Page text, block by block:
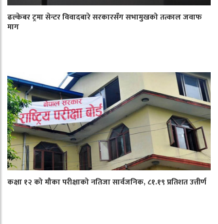
ढल्केबर ट्रमा सेन्टर विवादबारे सरकारसँग सभामुखको तत्काल जवाफ
माग
कक्षा १२ को मौका परीक्षाको नतिजा सार्वजनिक, ८१.१९ प्रतिशत उत्तीर्ण